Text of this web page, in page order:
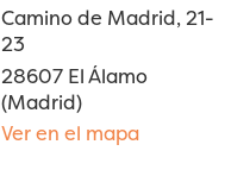
Camino de Madrid, 21-
23
28607 El Álamo
(Madrid)
Ver en el mapa